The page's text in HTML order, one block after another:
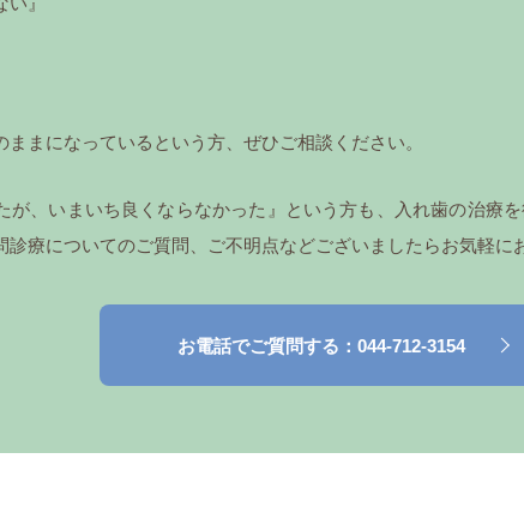
まになっているという方、ぜひご相談ください。
が、いまいち良くならなかった』という方も、入れ歯の治療
診療についてのご質問、ご不明点などございましたらお気軽に
お電話でご質問する：044-712-3154